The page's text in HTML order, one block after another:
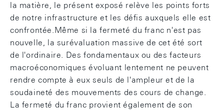
la matière, le présent exposé relève les points forts
de notre infrastructure et les défis auxquels elle est
confrontée.Même si la fermeté du franc n'est pas
nouvelle, la surévaluation massive de cet été sort
de l'ordinaire. Des fondamentaux ou des facteurs
macroéconomiques évoluant lentement ne peuvent
rendre compte à eux seuls de l'ampleur et de la
soudaineté des mouvements des cours de change.
La fermeté du franc provient également de son